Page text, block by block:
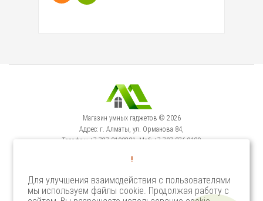
Магазин умных гаджетов © 2026
Адрес: г. Алматы, ул. Орманова 84,
Телефон: +7-727-3100231, Моб: +7-707-376-9129
Сервисный Центр: г. Алматы, ул. Орманова 84.
▼
!
Для улучшения взаимодействия с пользователями
мы используем файлы cookie. Продолжая работу с